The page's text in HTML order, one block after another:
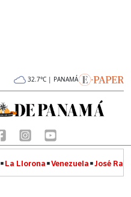
32.7°C | PANAMÁ
La Llorona Venezuela José